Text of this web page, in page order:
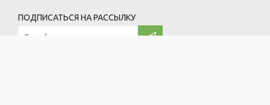
ПОДПИСАТЬСЯ НА РАССЫЛКУ